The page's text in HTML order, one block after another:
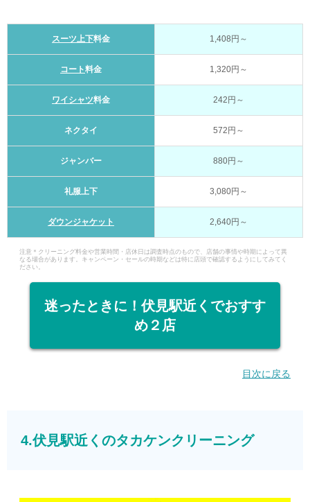
スーツ上下料金 1,408円～
コート料金 1,320円～
ワイシャツ料金 242円～
ネクタイ 572円～
ジャンバー 880円～
礼服上下 3,080円～
ダウンジャケット 2,640円～
注意＊クリーニング料金や営業時間・店休日は調査時点のもので、店舗の事情や時期によって異
なる場合があります。キャンペーン・セールの時期などは特に店頭で確認するようにしてみてく
ださい。
迷ったときに！伏見駅近くでおすす
め２店
目次に戻る
4.伏見駅近くのタカケンクリーニング